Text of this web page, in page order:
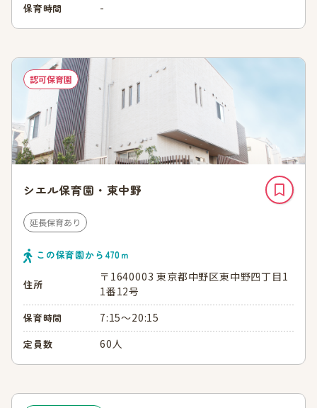
保育時間 -
認可保育園
シエル保育園・東中野
延長保育あり
この保育園から 470ｍ
住所
〒1640003 東京都中野区東中野四丁目1
1番12号
保育時間 7:15～20:15
定員数 60人